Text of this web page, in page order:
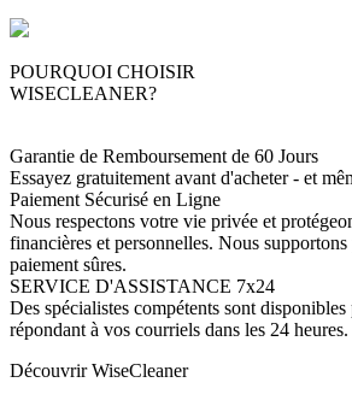
POURQUOI CHOISIR
WISECLEANER?
Garantie de Remboursement de 60 Jours
Essayez gratuitement avant d'acheter - et
Paiement Sécurisé en Ligne
Nous respectons votre vie privée et
financières et personnelles. Nous
paiement sûres.
SERVICE D'ASSISTANCE 7x24
Des spécialistes compétents sont
répondant à vos courriels dans les 24 heures.
Découvrir WiseCleaner